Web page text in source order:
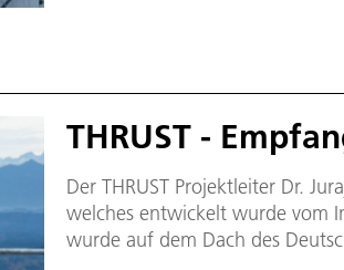
THRUST -
Der THRUST Projektleiter Dr.
welches entwickelt wurde vom
wurde auf dem Dach des